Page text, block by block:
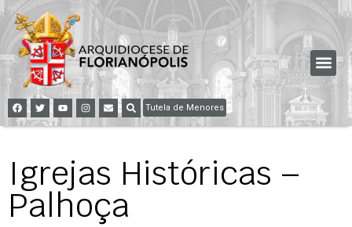
Tutela de Menores
Igrejas Históricas –
Palhoça